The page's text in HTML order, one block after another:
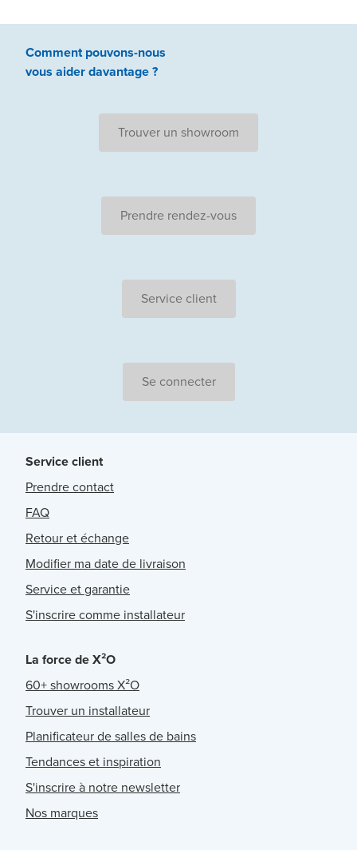
Comment pouvons-nous
vous aiderdavantage ?
Trouver un showroom
Prendre rendez-vous
Service client
Se connecter
Service client
Prendre contact
FAQ
Retour et échange
Modifier ma date de livraison
Service et garantie
S'inscrire comme installateur
La force de X²O
60+ showrooms X²O
Trouver un installateur
Planificateur de salles de bains
Tendances et inspiration
S'inscrire à notre newsletter
Nos marques